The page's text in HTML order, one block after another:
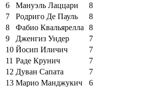
6
Мануэль Лаццари
8
7
Родриго Де Пауль
8
8
Фабио Квальярелла
8
9
Дженгиз Ундер
7
10 Йосип Иличич
7
11 Раде Крунич
7
12 Дуван Сапата
7
13 Марио Манджукич
6